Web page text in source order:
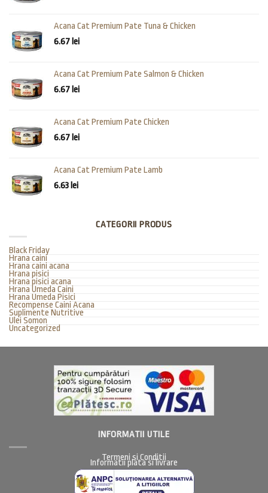
Acana Cat Premium Pate Tuna & Chicken
6.67 lei
Acana Cat Premium Pate Salmon & Chicken
6.67 lei
Acana Cat Premium Pate Chicken
6.67 lei
Acana Cat Premium Pate Lamb
6.63 lei
CATEGORII PRODUS
Black Friday
Hrana caini
Hrana caini acana
Hrana pisici
Hrana pisici acana
Hrana Umeda Caini
Hrana Umeda Pisici
Recompense Caini Acana
Suplimente Nutritive
Ulei Somon
Uncategorized
INFORMATII UTILE
Termeni si Conditii
Informatii plata si livrare